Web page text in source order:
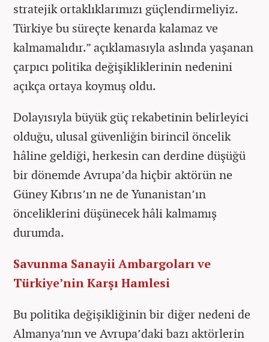
stratejik ortaklıklarımızı güçlendirmeliyiz.
Türkiye bu süreçte kenarda kalamaz ve
kalmamalıdır.” açıklamasıyla aslında yaşanan
çarpıcı politika değişikliklerinin nedenini
açıkça ortaya koymuş oldu.
Dolayısıyla büyük güç rekabetinin belirleyici
olduğu, ulusal güvenliğin birincil öncelik
hâline geldiği, herkesin can derdine düşüğü
bir dönemde Avrupa’da hiçbir aktörün ne
Güney Kıbrıs’ın ne de Yunanistan’ın
önceliklerini düşünecek hâli kalmamış
durumda.
Savunma Sanayii Ambargoları ve
Türkiye’nin Karşı Hamlesi
Bu politika değişikliğinin bir diğer nedeni de
Almanya’nın ve Avrupa’daki bazı aktörlerin